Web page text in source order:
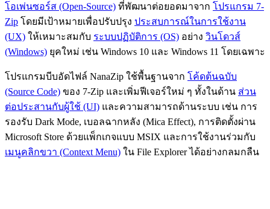
โอเพ่นซอร์ส (Open-Source) ที่พัฒนาต่อยอดมาจาก โปรแกรม 7-
Zip โดยมีเป้าหมายเพื่อปรับปรุง ประสบการณ์ในการใช้งาน
(UX) ให้เหมาะสมกับ ระบบปฏิบัติการ (OS) อย่าง วินโดวส์
(Windows) ยุคใหม่ เช่น Windows 10 และ Windows 11 โดยเฉพาะ
โปรแกรมบีบอัดไฟล์ NanaZip ใช้พื้นฐานจาก โค้ดต้นฉบับ
(Source Code) ของ 7-Zip และเพิ่มฟีเจอร์ใหม่ ๆ ทั้งในด้าน ส่วน
ต่อประสานกับผู้ใช้ (UI) และความสามารถด้านระบบ เช่น การ
รองรับ Dark Mode, เบอลฉากหลัง (Mica Effect), การติดตั้งผ่าน
Microsoft Store ด้วยแพ็กเกจแบบ MSIX และการใช้งานร่วมกับ
เมนูคลิกขวา (Context Menu) ใน File Explorer ได้อย่างกลมกลืน